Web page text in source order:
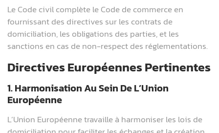
Le Code civil complète le Code de commerce en
fournissant des directives sur les contrats de
domiciliation, les obligations des parties, et les
sanctions en cas de non-respect des réglementations.
Directives Européennes Pertinentes
1. Harmonisation Au Sein De L’Union
Européenne
L’Union Européenne travaille à harmoniser les lois de